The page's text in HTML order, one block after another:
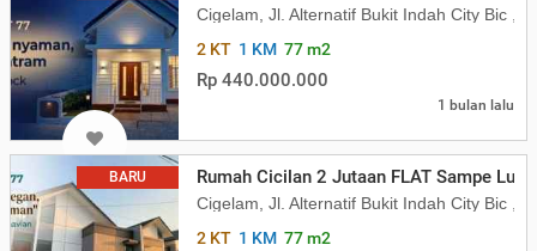
Cigelam, Jl. Alternatif Bukit Indah City Bic ,
2 KT 1 KM 77 m2
Rp 440.000.000
1 bulan lalu
BARU Rumah Cicilan 2 Jutaan FLAT Sampe
Cigelam, Jl. Alternatif Bukit Indah City Bic ,
2 KT 1 KM 77 m2